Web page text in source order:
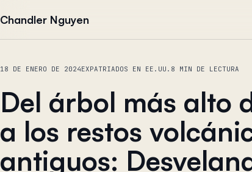
Chandler Nguyen
18 DE ENERO DE 2024EXPATRIADOS EN EE.UU. 8 MIN DE LECTURA
Del árbol más alto
a los restos
antiguos: